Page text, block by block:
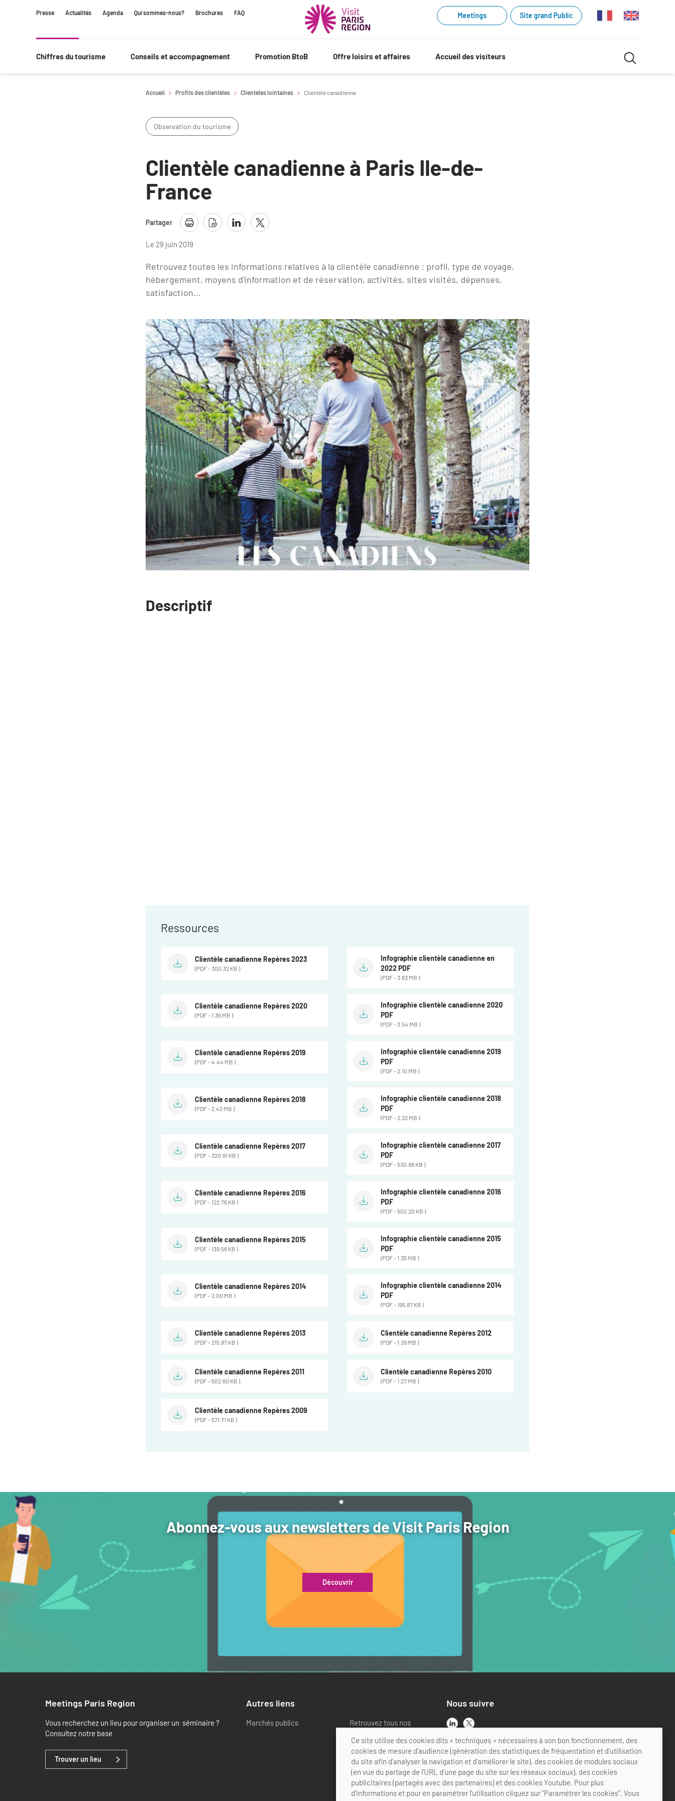
Navigation
RecherchePresse Actualités Agenda Qui sommes-nous? Brochures FAQ Meetings Site grand Public
Chiffres du tourisme Conseils et accompagnement Promotion BtoB Offre loisirs et affaires Accueil des visiteurs Recherche
Accueil Profils des clientèles Clientèles lointaines Clientèle canadienne
Observation du tourisme
Clientèle canadienne à Paris Ile-de-
France
Partager
Le 29 juin 2019
Retrouvez toutes les informations relatives à la clientèle canadienne : profil, type de voyage,
hébergement, moyens d'information et de réservation, activités, sites visités, dépenses,
satisfaction...
Getty Images
Descriptif
Ressources
Clientèle canadienne Repères 2023
(PDF - 300.32 KB )
Infographie clientèle canadienne en
2022 PDF
(PDF - 3.63 MB )
Clientèle canadienne Repères 2020
(PDF - 1.36 MB )
Infographie clientèle canadienne 2020
PDF
(PDF - 3.54 MB )
Clientèle canadienne Repères 2019
(PDF - 4.44 MB )
Infographie clientèle canadienne 2019
PDF
(PDF - 2.10 MB )
Clientèle canadienne Repères 2018
(PDF - 2.42 MB )
Infographie clientèle canadienne 2018
PDF
(PDF - 2.32 MB )
Clientèle canadienne Repères 2017
(PDF - 320.91 KB )
Infographie clientèle canadienne 2017
PDF
(PDF - 530.88 KB )
Clientèle canadienne Repères 2016
(PDF - 122.76 KB )
Infographie clientèle canadienne 2016
PDF
(PDF - 502.20 KB )
Clientèle canadienne Repères 2015
(PDF - 139.58 KB )
Infographie clientèle canadienne 2015
PDF
(PDF - 1.35 MB )
Clientèle canadienne Repères 2014
(PDF - 2.00 MB )
Infographie clientèle canadienne 2014
PDF
(PDF - 195.87 KB )
Clientèle canadienne Repères 2013
(PDF - 215.97 KB )
Clientèle canadienne Repères 2012
(PDF - 1.39 MB )
Clientèle canadienne Repères 2011
(PDF - 502.60 KB )
Clientèle canadienne Repères 2010
(PDF - 1.27 MB )
Clientèle canadienne Repères 2009
(PDF - 571.71 KB )
Abonnez-vous aux newsletters de Visit Paris Region
Découvrir
Meetings Paris Region
Vous recherchez un lieu pour organiser un séminaire ?
Consultez notre base
Trouver un lieu
Autres liens
Marchés publics
Retrouvez tous nos
Nous suivre
Ce site utilise des cookies dits « techniques » nécessaires à son bon fonctionnement, des
cookies de mesure d’audience (génération des statistiques de fréquentation et d’utilisation
du site afin d’analyser la navigation et d’améliorer le site), des cookies de modules sociaux
(en vue du partage de l’URL d’une page du site sur les réseaux sociaux), des cookies
publicitaires (partagés avec des partenaires) et des cookies Youtube. Pour plus
d’informations et pour en paramétrer l’utilisation cliquez sur "Paramétrer les cookies". Vous